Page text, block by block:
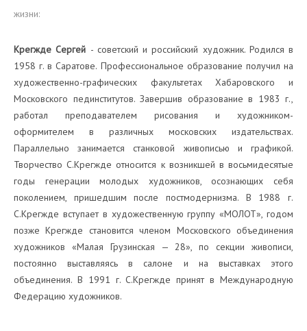
жизни:
Крегжде Сергей - советский и российский художник. Родился в
1958 г. в Саратове. Профессиональное образование получил на
художественно-графических факультетах Хабаровского и
Московского пединститутов. Завершив образование в 1983 г.,
работал преподавателем рисования и художником-
оформителем в различных московских издательствах.
Параллельно занимается станковой живописью и графикой.
Творчество С.Крегжде относится к возникшей в восьмидесятые
годы генерации молодых художников, осознающих себя
поколением, пришедшим после постмодернизма. В 1988 г.
С.Крегжде вступает в художественную группу «МОЛОТ», годом
позже Крегжде становится членом Московского объединения
художников «Малая Грузинская — 28», по секции живописи,
постоянно выставляясь в салоне и на выставках этого
объединения. В 1991 г. С.Крегжде принят в Международную
Федерацию художников.